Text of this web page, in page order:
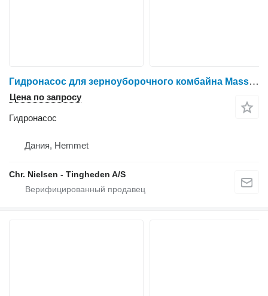
Гидронасос для зерноуборочного комбайна Massey Ferguson 525
Цена по запросу
Гидронасос
Дания, Hemmet
Chr. Nielsen - Tingheden A/S